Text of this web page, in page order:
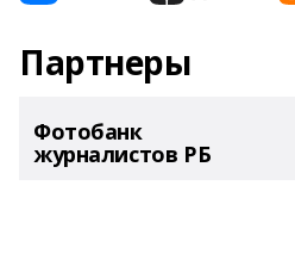
Партнеры
Фотобанк
журналистов РБ